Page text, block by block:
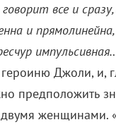
все и
и
Джоли, и,
предположить
женщинами.